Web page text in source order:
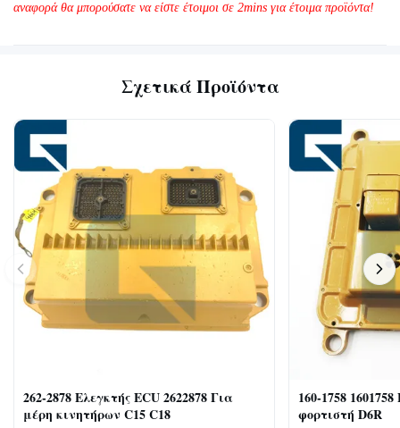
αναφορά θα μπορούσατε να είστε έτοιμοι σε 2mins για έτοιμα προϊόντα!
Σχετικά Προϊόντα
262-2878 Ελεγκτής ECU 2622878 Για
μέρη κινητήρων C15 C18
160-1758
φορτιστή D6R